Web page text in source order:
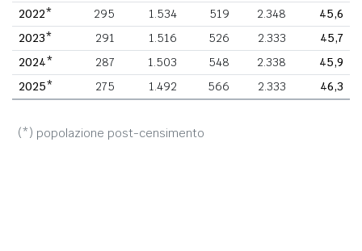
2022*
295 1.534 519 2.348
45,6
2023*
291 1.516 526 2.333
45,7
2024*
287 1.503 548 2.338
45,9
2025*
275 1.492 566 2.333 46,3
(*) popolazione post-censimento